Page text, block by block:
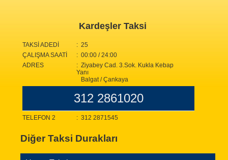
Kardeşler Taksi
TAKSİ ADEDİ
: 25
ÇALIŞMA SAATİ
: 00:00 / 24:00
ADRES
: Ziyabey Cad. 3.Sok. Kukla Kebap
Yanı
Balgat / Çankaya
312 2861020
TELEFON 2 : 312 2871545
Diğer Taksi Durakları